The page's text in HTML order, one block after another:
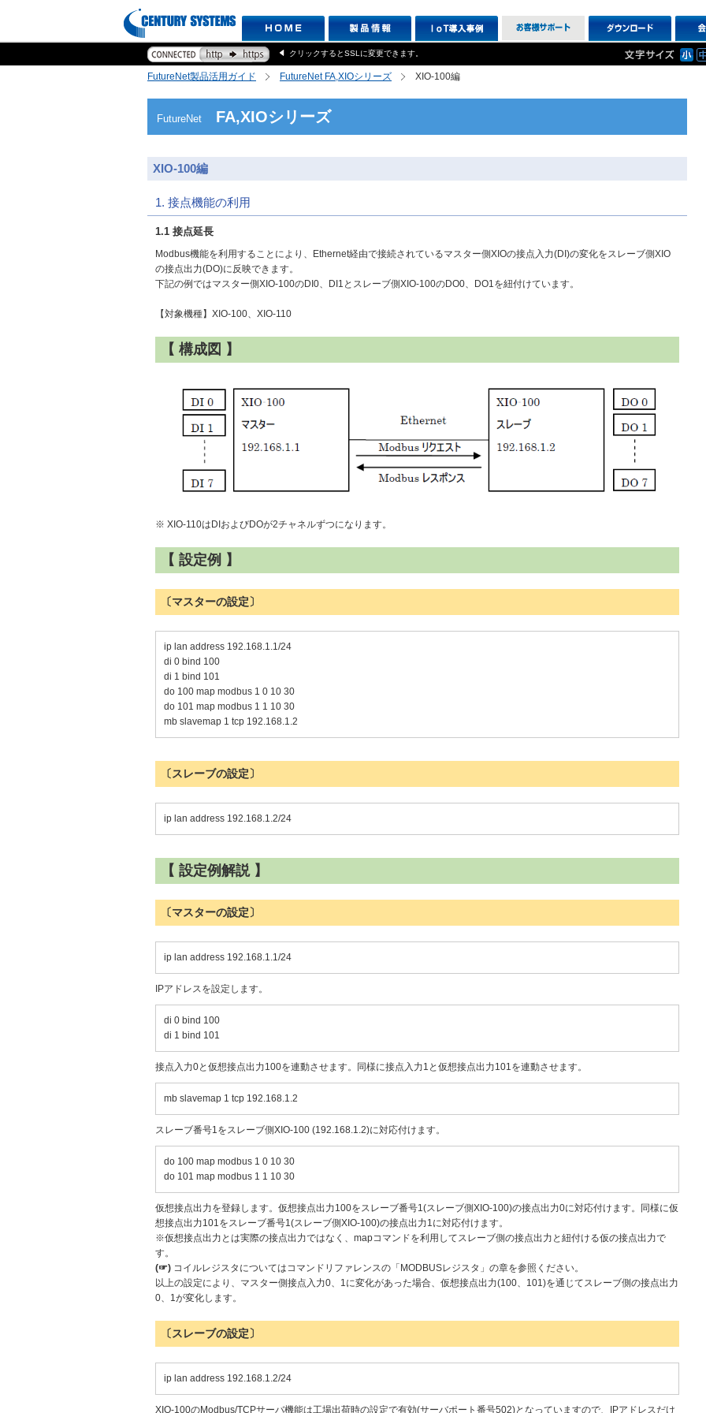
クリックするとSSLに変更できます。
FutureNet製品活用ガイド FutureNet FA,XIOシリーズ XIO-100編
FutureNet FA,XIOシリーズ
XIO-100編
1. 接点機能の利用
1.1 接点延長
Modbus機能を利用することにより、Ethernet経由で接続されているマスター側XIOの接点入力(DI)の変化をスレーブ側XIO
の接点出力(DO)に反映できます。
下記の例ではマスター側XIO-100のDI0、DI1とスレーブ側XIO-100のDO0、DO1を紐付けています。
【対象機種】XIO-100、XIO-110
【 構成図 】
※ XIO-110はDIおよびDOが2チャネルずつになります。
【 設定例 】
〔マスターの設定〕
ip lan address 192.168.1.1/24
di 0 bind 100
di 1 bind 101
do 100 map modbus 1 0 10 30
do 101 map modbus 1 1 10 30
mb slavemap 1 tcp 192.168.1.2
〔スレーブの設定〕
ip lan address 192.168.1.2/24
【 設定例解説 】
〔マスターの設定〕
ip lan address 192.168.1.1/24
IPアドレスを設定します。
di 0 bind 100
di 1 bind 101
接点入力0と仮想接点出力100を連動させます。同様に接点入力1と仮想接点出力101を連動させます。
mb slavemap 1 tcp 192.168.1.2
スレーブ番号1をスレーブ側XIO-100 (192.168.1.2)に対応付けます。
do 100 map modbus 1 0 10 30
do 101 map modbus 1 1 10 30
仮想接点出力を登録します。仮想接点出力100をスレーブ番号1(スレーブ側XIO-100)の接点出力0に対応付けます。同様に仮
想接点出力101をスレーブ番号1(スレーブ側XIO-100)の接点出力1に対応付けます。
※仮想接点出力とは実際の接点出力ではなく、mapコマンドを利用してスレーブ側の接点出力と紐付ける仮の接点出力で
す。
(☞) コイルレジスタについてはコマンドリファレンスの「MODBUSレジスタ」の章を参照ください。
以上の設定により、マスター側接点入力0、1に変化があった場合、仮想接点出力(100、101)を通じてスレーブ側の接点出力
0、1が変化します。
〔スレーブの設定〕
ip lan address 192.168.1.2/24
XIO-100のModbus/TCPサーバ機能は工場出荷時の設定で有効(サーバポート番号502)となっていますので、IPアドレスだけ